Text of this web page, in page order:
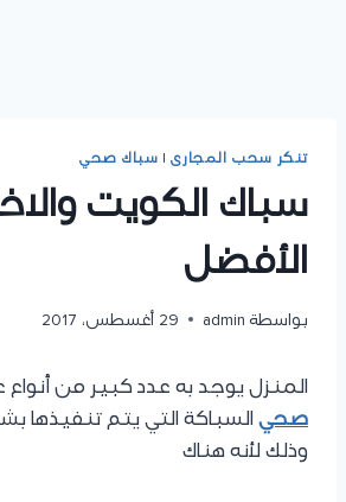
تنكر سحب المجارى| سباك صحي
سباك الكويت
الأفضل
بواسطة admin 29 أغسطس، 2017
المنزل يوجد به عدد كبير من
صحي السباكة التي يتم
وذلك لأنه هناك